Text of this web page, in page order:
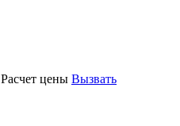
Расчет цены Вызвать